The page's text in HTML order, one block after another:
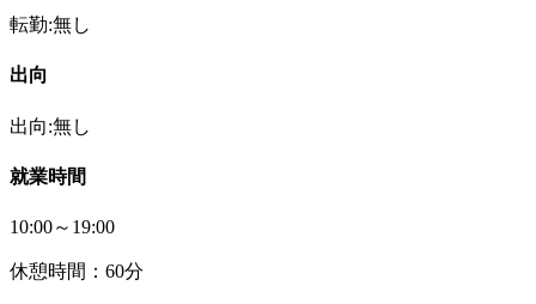
転勤:無し
出向
出向:無し
就業時間
10:00～19:00
休憩時間：60分